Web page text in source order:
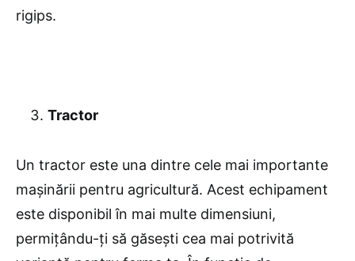
rigips.
Tractor
Un tractor este una dintre cele mai importante
mașinării pentru agricultură. Acest echipament
este disponibil în mai multe dimensiuni,
permițându-ți să găsești cea mai potrivită